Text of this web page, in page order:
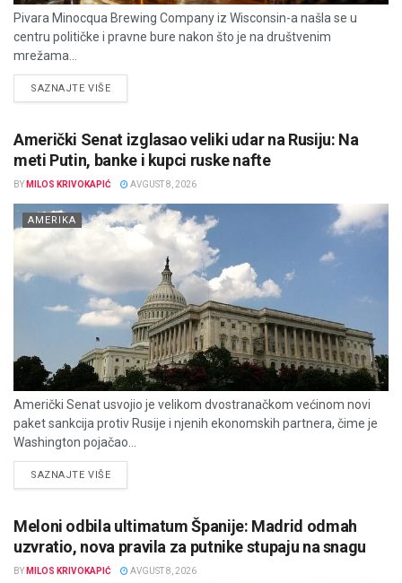
Pivara Minocqua Brewing Company iz Wisconsin-a našla se u
centru političke i pravne bure nakon što je na društvenim
mrežama...
SAZNAJTE VIŠEDETAILS
Američki Senat izglasao veliki udar na Rusiju: Na
meti Putin, banke i kupci ruske nafte
BY MILOS KRIVOKAPIĆ AVGUST 8, 2026
AMERIKA
Američki Senat usvojio je velikom dvostranačkom većinom novi
paket sankcija protiv Rusije i njenih ekonomskih partnera, čime je
Washington pojačao...
SAZNAJTE VIŠEDETAILS
Meloni odbila ultimatum Španije: Madrid odmah
uzvratio, nova pravila za putnike stupaju na snagu
BY MILOS KRIVOKAPIĆ AVGUST 8, 2026